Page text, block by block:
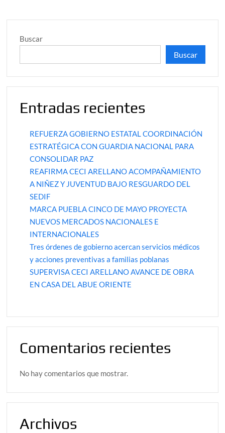
Buscar
Buscar
Entradas recientes
REFUERZA GOBIERNO ESTATAL COORDINACIÓN
ESTRATÉGICA CON GUARDIA NACIONAL PARA
CONSOLIDAR PAZ
REAFIRMA CECI ARELLANO ACOMPAÑAMIENTO
A NIÑEZ Y JUVENTUD BAJO RESGUARDO DEL
SEDIF
MARCA PUEBLA CINCO DE MAYO PROYECTA
NUEVOS MERCADOS NACIONALES E
INTERNACIONALES
Tres órdenes de gobierno acercan servicios médicos
y acciones preventivas a familias poblanas
SUPERVISA CECI ARELLANO AVANCE DE OBRA
EN CASA DEL ABUE ORIENTE
Comentarios recientes
No hay comentarios que mostrar.
Archivos